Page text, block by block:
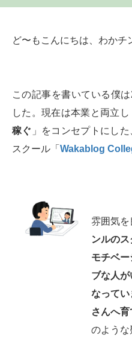
ど〜もこんにちは、わかチ
この記事を書いている僕
した。現在は本業と両立し
稼ぐ 」をコンセプトにし
スクール「 Wakablog
雰囲気
ンルのス
モチベ
ブな人が
なってい
さんへ
のような